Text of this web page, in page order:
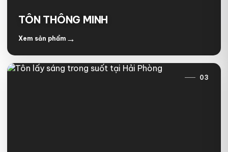
TÔN THÔNG MINH
Xem sản phẩm →
03